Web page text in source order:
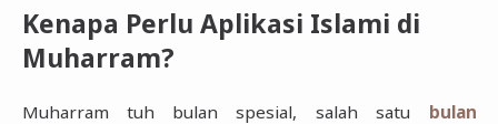
Kenapa Perlu Aplikasi Islami di
Muharram?
Muharram tuh bulan spesial, salah satu bulan